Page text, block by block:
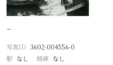
−
写真ID 3602-004556-0
駅 なし 路線 なし